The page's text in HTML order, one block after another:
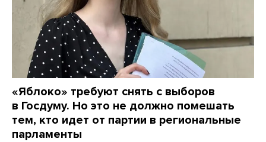
«Яблоко» требуют снять с выборов
в Госдуму. Но это не должно помешать
тем, кто идет от партии в региональные
парламенты